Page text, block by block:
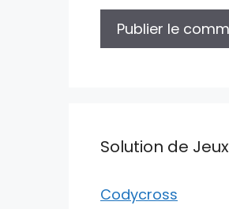
Solution de Jeux
Codycross